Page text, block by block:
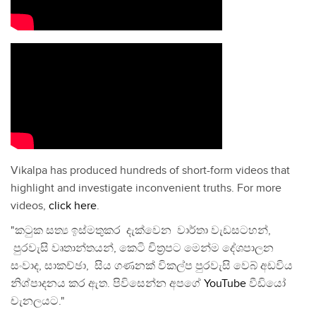
Vikalpa has produced hundreds of short-form videos that
highlight and investigate inconvenient truths. For more
videos, click here.
"කටුක සත්‍ය ඉස්මතුකර දැක්වෙන වාර්තා වැඩසටහන්,
පුරවැසි වෘතාන්තයන්, කෙටි චිත්‍රපට මෙන්ම දේශපාලන
සංවාද, සාකච්ඡා, සිය ගණනක් විකල්ප පුරවැසි වෙබ් අඩවිය
නිශ්පාදනය කර ඇත. පිවිසෙන්න අපගේ YouTube වීඩියෝ
චැනලයට."